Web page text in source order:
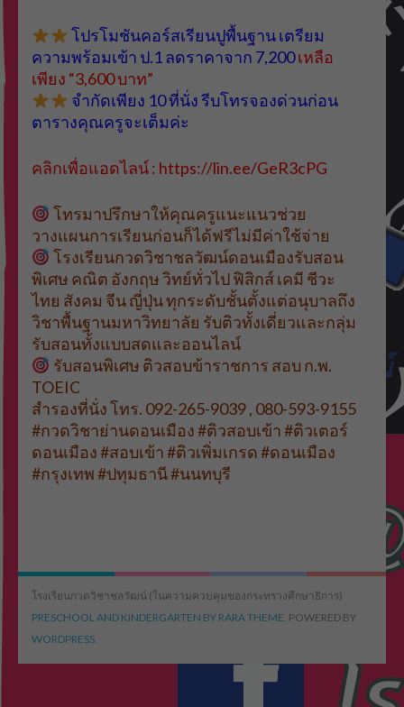
โปรโมชันคอร์สเรียนปูพื้นฐาน เตรียม
ความพร้อมเข้า ป.1 ลดราคาจาก 7,200เหลือ
เพียง “3,600 บาท”
จำกัดเพียง 10 ที่นั่ง รีบโทรจองด่วนก่อน
ตารางคุณครูจะเต็มค่ะ
คลิกเพื่อแอดไลน์ : https://lin.ee/GeR3cPG
โทรมาปรึกษาให้คุณครูแนะแนวช่วย
วางแผนการเรียนก่อนก็ได้ฟรีไม่มีค่าใช้จ่าย
โรงเรียนกวดวิชาชลวัฒน์ดอนเมืองรับสอน
พิเศษ คณิต อังกฤษ วิทย์ทั่วไป ฟิสิกส์ เคมี ชีวะ
ไทย สังคม จีน ญี่ปุ่น ทุกระดับชั้นตั้งแต่อนุบาลถึง
วิชาพื้นฐานมหาวิทยาลัย รับติวทั้งเดี่ยวและกลุ่ม
รับสอนทั้งแบบสดและออนไลน์
รับสอนพิเศษ ติวสอบข้าราชการ สอบ ก.พ.
TOEIC
สำรองที่นั่ง โทร. 092-265-9039 , 080-593-9155
#กวดวิชาย่านดอนเมือง #ติวสอบเข้า #ติวเตอร์
ดอนเมือง #สอบเข้า #ติวเพิ่มเกรด #ดอนเมือง
#กรุงเทพ #ปทุมธานี #นนทบุรี
โรงเรียนกวดวิชาชลวัฒน์ (ในความควบคุมของกระทรวงศึกษาธิการ)
PRESCHOOL AND KINDERGARTEN BY RARA THEME. POWERED BY
WORDPRESS.